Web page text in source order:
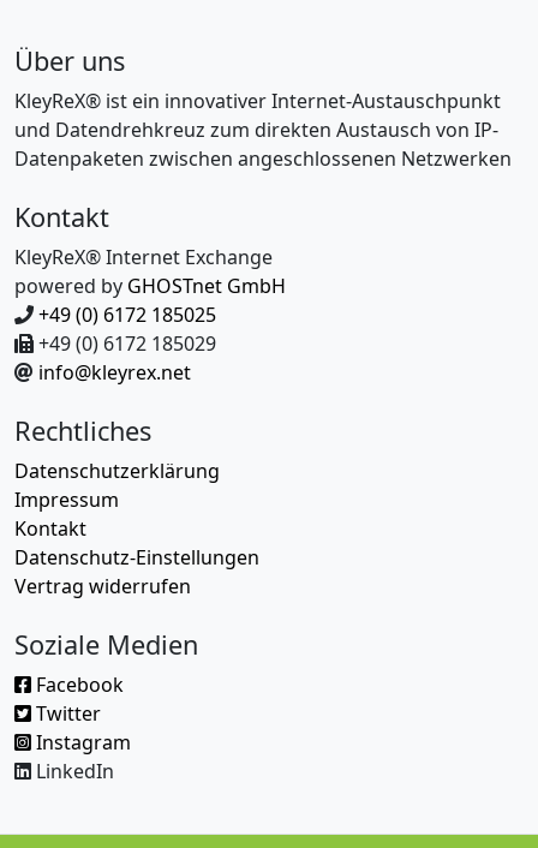
Über uns
KleyReX® ist ein innovativer Internet-Austauschpunkt
und Datendrehkreuz zum direkten Austausch von IP-
Datenpaketen zwischen angeschlossenen Netzwerken
Kontakt
KleyReX® Internet Exchange
powered by GHOSTnet GmbH
+49 (0) 6172 185025
+49 (0) 6172 185029
info@kleyrex.net
Rechtliches
Datenschutzerklärung
Impressum
Kontakt
Datenschutz-Einstellungen
Vertrag widerrufen
Soziale Medien
Facebook
Twitter
Instagram
LinkedIn